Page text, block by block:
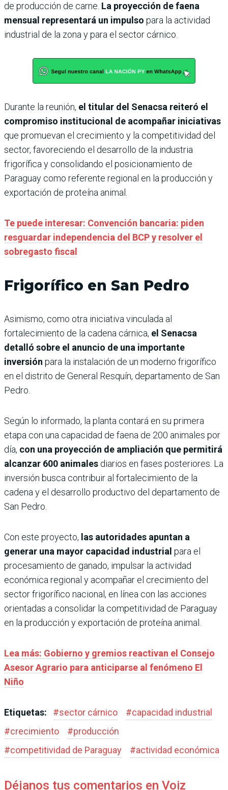
de producción de carne. La proyección de faena
mensual representará un impulso para la actividad
industrial de la zona y para el sector cárnico.
Durante la reunión, el titular del Senacsa reiteró el
compromiso institucional de acompañar iniciativas
que promuevan el crecimiento y la competitividad del
sector, favoreciendo el desarrollo de la industria
frigorífica y consolidando el posicionamiento de
Paraguay como referente regional en la producción y
exportación de proteína animal.
Te puede interesar: Convención bancaria: piden
resguardar independencia del BCP y resolver el
sobregasto fiscal
Frigorífico en San Pedro
Asimismo, como otra iniciativa vinculada al
fortalecimiento de la cadena cárnica, el Senacsa
detalló sobre el anuncio de una importante
inversión para la instalación de un moderno frigorífico
en el distrito de General Resquín, departamento de San
Pedro.
Según lo informado, la planta contará en su primera
etapa con una capacidad de faena de 200 animales por
día, con una proyección de ampliación que permitirá
alcanzar 600 animales diarios en fases posteriores. La
inversión busca contribuir al fortalecimiento de la
cadena y el desarrollo productivo del departamento de
San Pedro.
Con este proyecto, las autoridades apuntan a
generar una mayor capacidad industrial para el
procesamiento de ganado, impulsar la actividad
económica regional y acompañar el crecimiento del
sector frigorífico nacional, en línea con las acciones
orientadas a consolidar la competitividad de Paraguay
en la producción y exportación de proteína animal.
Lea más: Gobierno y gremios reactivan el Consejo
Asesor Agrario para anticiparse al fenómeno El
Niño
Etiquetas: #sector cárnico #capacidad industrial
#crecimiento #producción
#competitividad de Paraguay #actividad económica
Déjanos tus comentarios en Voiz